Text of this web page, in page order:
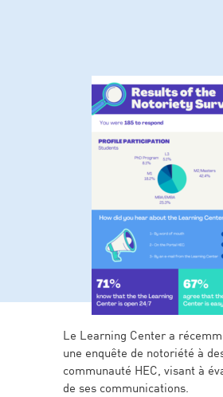
Le Learning Center a
une enquête de notoriété à
communauté HEC, visant à
de ses communications.